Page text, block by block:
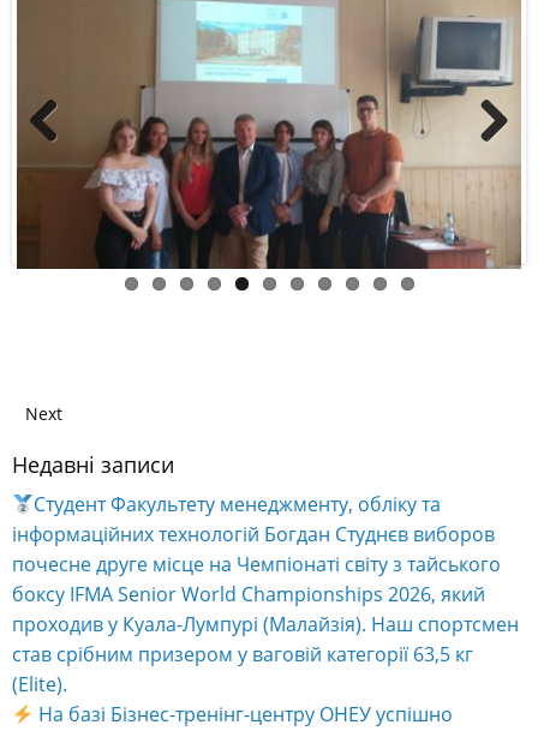
Previous Next
Next
Недавні записи
Студент Факультету менеджменту, обліку та
інформаційних технологій Богдан Студнєв виборов
почесне друге місце на Чемпіонаті світу з тайського
боксу IFMA Senior World Championships 2026, який
проходив у Куала-Лумпурі (Малайзія). Наш спортсмен
став срібним призером у ваговій категорії 63,5 кг
(Elite).
На базі Бізнес-тренінг-центру ОНЕУ успішно